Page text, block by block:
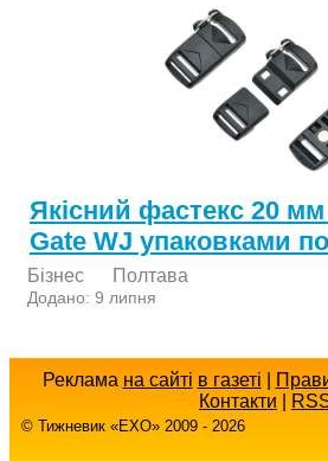
Якісний фастекс 20
Gate WJ упаковками
Бізнес Полтава
Додано: 9 липня
Реклама на сайті в газеті
Контакти
© Тижневик «EХO» 2009 - 2026